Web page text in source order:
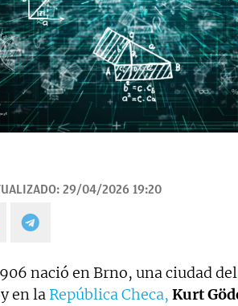
29/04/2026 19:20
nació en Brno, una ciudad del
en la República Checa, Kurt